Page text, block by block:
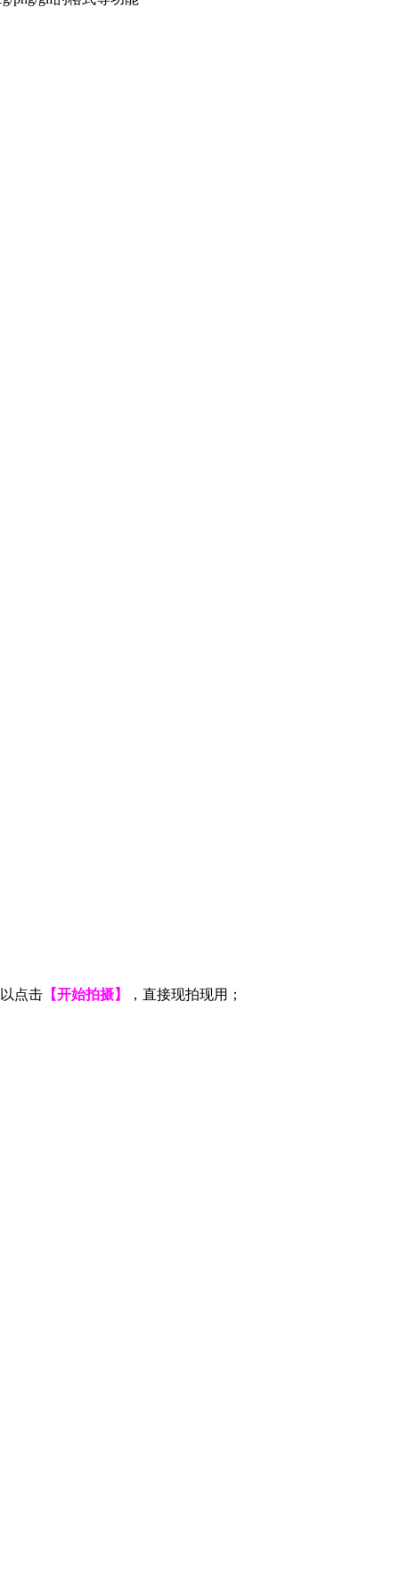
点击 【开始拍摄】 ，直接现拍现用；